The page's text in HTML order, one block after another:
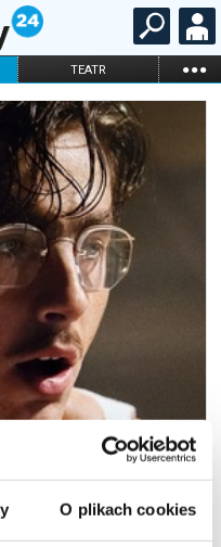
O plikach cookies
TEATR ...
STAND-UP
KARNETY